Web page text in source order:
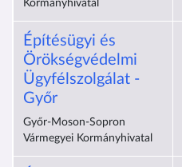
Kormányhivatal
Építésügyi és
Örökségvédelmi
Ügyfélszolgálat -
Győr
Győr-Moson-Sopron
Vármegyei Kormányhivatal